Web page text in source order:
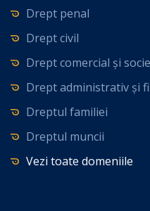
Drept penal
Drept civil
Drept comercial și
Drept administrativ și
Dreptul familiei
Dreptul muncii
Vezi toate domeniile